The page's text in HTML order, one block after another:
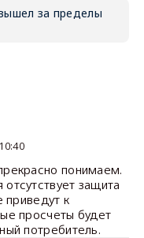
за пределы
понимаем.
защита
приведут к
просчеты будет
потребитель.